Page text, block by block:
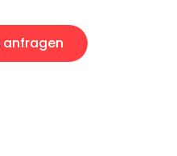
anfragen